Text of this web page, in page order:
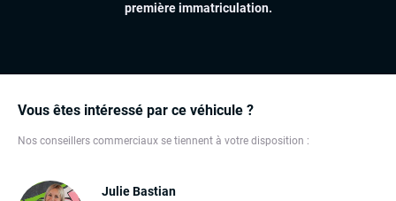
Vous êtes intéressé par ce véhicule ?
Nos conseillers commerciaux se tiennent à votre disposition :
Julie Bastian
Hayon électrique
Sièges chauffants avant et arrière
Volant multifonctions
première immatriculation.